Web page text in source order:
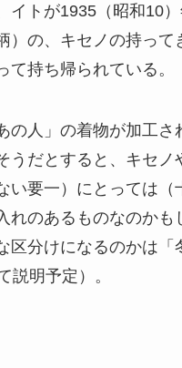
イトが1935（昭和10
）の、キセノの持って
て持ち帰られている。
の人」の着物が加工さ
うだとすると、キセノ
い要一）にとっては（
れのあるものなのかも
区分けになるのかは「
説明予定）。